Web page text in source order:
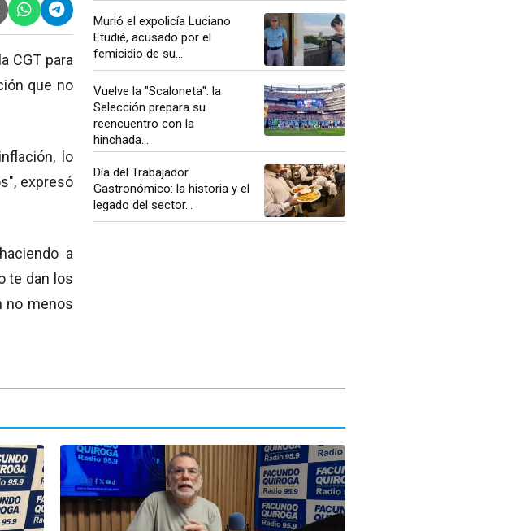
CGT para
que no
lo
expresó
a
te dan los
no menos
Murió el expolicía Luciano
Etudié, acusado por el
femicidio de su...
Vuelve la "Scaloneta": la
Selección prepara su
reencuentro con la
hinchada...
Día del Trabajador
Gastronómico: la historia y el
legado del sector...